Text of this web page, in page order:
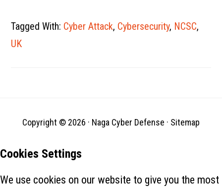
layanan terkelola Inggris
(MSP) Advanced. Solusi
manajemen pasien klien
Tagged With: Cyber Attack, Cybersecurity, NCSC,
UK
Copyright © 2026 · Naga Cyber Defense · Sitemap
Cookies Settings
We use cookies on our website to give you the most